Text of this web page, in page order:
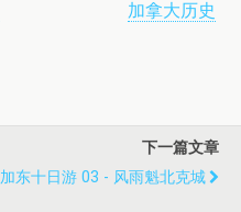
加拿大历史
下一篇文章
加东十日游 03 - 风雨魁北克城